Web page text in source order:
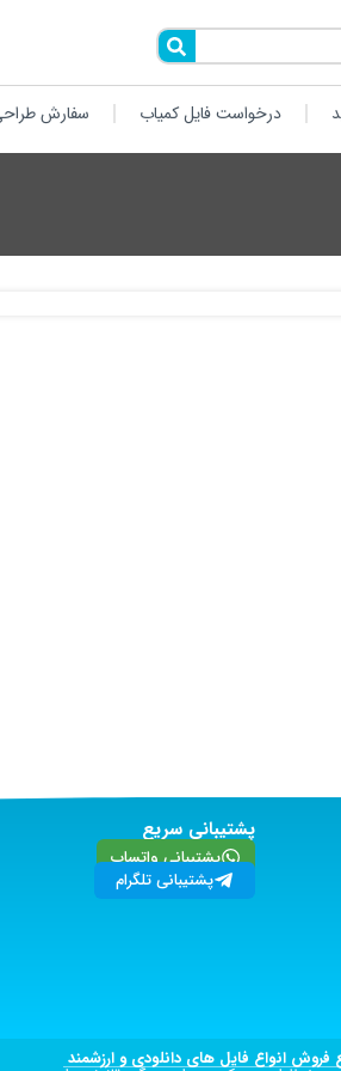
درخواست فایل کمیاب سفارش
پشتیبانی سریع
پشتیبانی واتساپ
پشتیبانی تلگرام
انواع فایل های دانلودی و ارزشمند